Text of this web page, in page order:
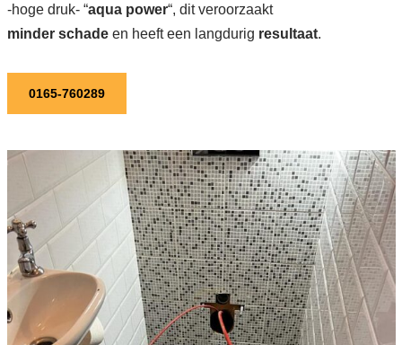
-hoge druk- “aqua power“, dit veroorzaakt
minder schadeen heeft een langdurig resultaat.
0165-760289